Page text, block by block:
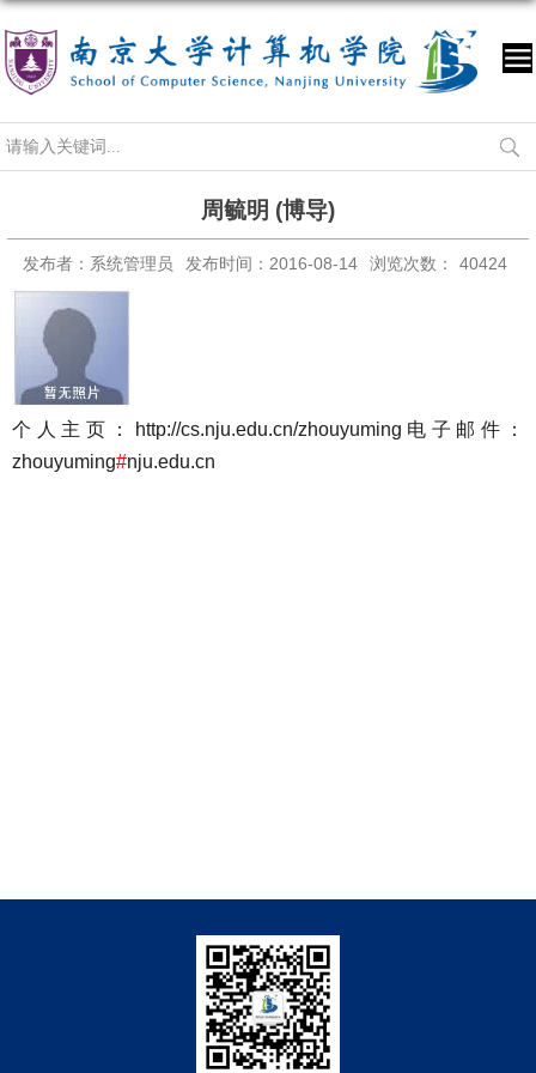
周毓明 (博导)
发布者：系统管理员 发布时间：2016-08-14 浏览次数： 40424
个人主页： http://cs.nju.edu.cn/zhouyuming 电子邮件：
zhouyuming#nju.edu.cn